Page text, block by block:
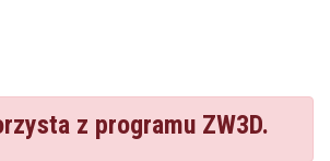
z programu ZW3D.